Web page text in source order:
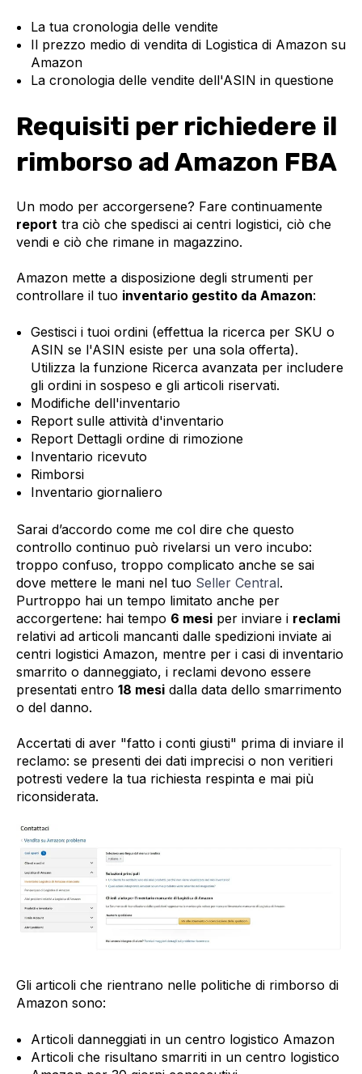
La tua cronologia delle vendite
Il prezzo medio di vendita di Logistica di Amazon su
Amazon
La cronologia delle vendite dell'ASIN in questione
Requisiti per richiedere il
rimborso ad Amazon FBA
Un modo per accorgersene? Fare continuamente
report tra ciò che spedisci ai centri logistici, ciò che
vendi e ciò che rimane in magazzino.
Amazon mette a disposizione degli strumenti per
controllare il tuo inventario gestito da Amazon:
Gestisci i tuoi ordini (effettua la ricerca per SKU o
ASIN se l'ASIN esiste per una sola offerta).
Utilizza la funzione Ricerca avanzata per includere
gli ordini in sospeso e gli articoli riservati.
Modifiche dell'inventario
Report sulle attività d'inventario
Report Dettagli ordine di rimozione
Inventario ricevuto
Rimborsi
Inventario giornaliero
Sarai d’accordo come me col dire che questo
controllo continuo può rivelarsi un vero incubo:
troppo confuso, troppo complicato anche se sai
dove mettere le mani nel tuo Seller Central.
Purtroppo hai un tempo limitato anche per
accorgertene: hai tempo 6 mesi per inviare i reclami
relativi ad articoli mancanti dalle spedizioni inviate ai
centri logistici Amazon, mentre per i casi di inventario
smarrito o danneggiato, i reclami devono essere
presentati entro 18 mesi dalla data dello smarrimento
o del danno.
Accertati di aver "fatto i conti giusti" prima di inviare il
reclamo: se presenti dei dati imprecisi o non veritieri
potresti vedere la tua richiesta respinta e mai più
riconsiderata.
Gli articoli che rientrano nelle politiche di rimborso di
Amazon sono:
Articoli danneggiati in un centro logistico Amazon
Articoli che risultano smarriti in un centro logistico